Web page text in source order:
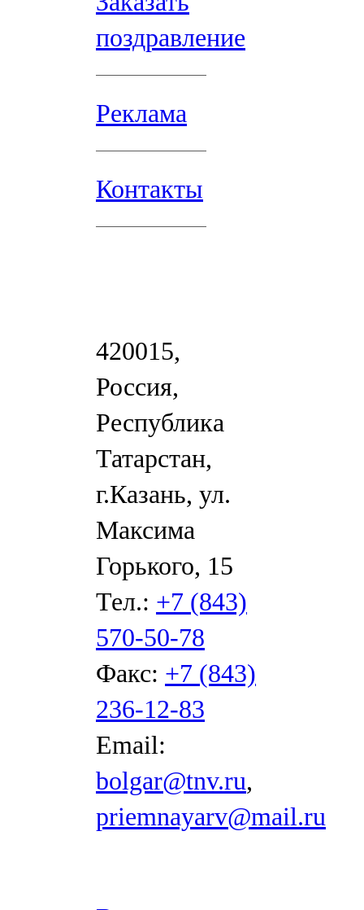
поздравление
Реклама
Контакты
420015,
Россия,
Республика
Татарстан,
г.Казань, ул.
Максима
Горького, 15
Тел.: +7 (843)
570-50-78
Факс: +7 (843)
236-12-83
Email:
bolgar@tnv.ru,
priemnayarv@mail.ru